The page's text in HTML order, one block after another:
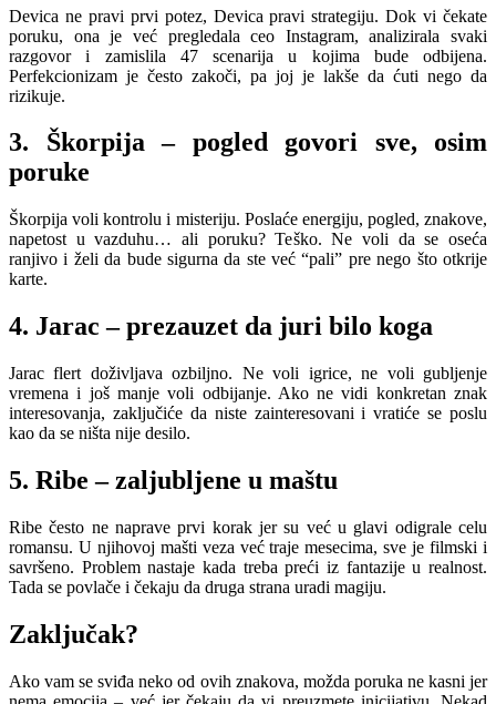
Devica ne pravi prvi potez, Devica pravi strategiju. Dok vi čekate
poruku, ona je već pregledala ceo Instagram, analizirala svaki
razgovor i zamislila 47 scenarija u kojima bude odbijena.
Perfekcionizam je često zakoči, pa joj je lakše da ćuti nego da
rizikuje.
3. Škorpija – pogled govori sve, osim
poruke
Škorpija voli kontrolu i misteriju. Poslaće energiju, pogled, znakove,
napetost u vazduhu… ali poruku? Teško. Ne voli da se oseća
ranjivo i želi da bude sigurna da ste već “pali” pre nego što otkrije
karte.
4. Jarac – prezauzet da juri bilo koga
Jarac flert doživljava ozbiljno. Ne voli igrice, ne voli gubljenje
vremena i još manje voli odbijanje. Ako ne vidi konkretan znak
interesovanja, zaključiće da niste zainteresovani i vratiće se poslu
kao da se ništa nije desilo.
5. Ribe – zaljubljene u maštu
Ribe često ne naprave prvi korak jer su već u glavi odigrale celu
romansu. U njihovoj mašti veza već traje mesecima, sve je filmski i
savršeno. Problem nastaje kada treba preći iz fantazije u realnost.
Tada se povlače i čekaju da druga strana uradi magiju.
Zaključak?
Ako vam se sviđa neko od ovih znakova, možda poruka ne kasni jer